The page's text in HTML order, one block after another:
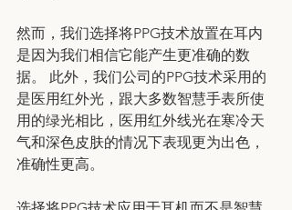
然而，我们选择将PPG技术放置在耳内
是因为我们相信它能产生更准确的数
据。 此外，我们公司的PPG技术采用的
是医用红外光，跟大多数智慧手表所使
用的绿光相比，医用红外线光在寒冷天
气和深色皮肤的情况下表现更为出色，
准确性更高。